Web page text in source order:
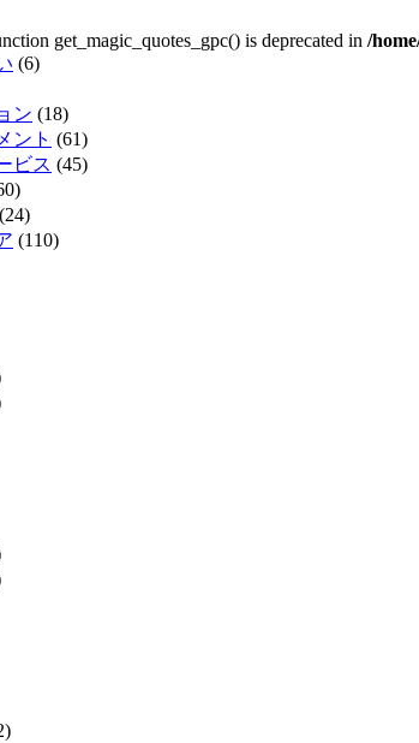
get_magic_quotes_gpc() is deprecated in /
(6)
ン (18)
ント (61)
ビス (45)
(24)
(110)